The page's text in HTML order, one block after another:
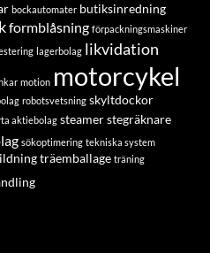
bockautomater butiksinredning
formblåsning förpackningsmaskiner
lagerbolag likvidation
motion motorcykel
robotsvetsning skyltdockor
aktiebolag steamerstegräknare
sökoptimering tekniska system
träemballage träning